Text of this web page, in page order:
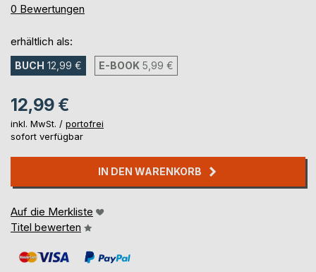
0%
0 Bewertungen
erhältlich als:
BUCH 12,99 € E-BOOK 5,99 €
12,99 €
inkl. MwSt. / portofrei
sofort verfügbar
IN DEN WARENKORB
Auf die Merkliste
Titel bewerten